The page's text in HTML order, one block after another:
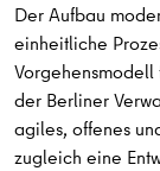
Der Aufbau
einheitliche
der Berliner
agiles, offenes
zugleich eine